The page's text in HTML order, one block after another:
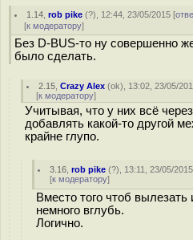
1.14 ,rob pike (?), 12:44, 23/05/2015 [
[к модератору]
Без D-BUS-то ну совершенно
было сделать.
2.15 ,Crazy Alex (ok), 13:02, 23/05/
[к модератору]
Учитывая, что у них всё
добавлять какой-то другой
крайне глупо.
3.16 ,rob pike (?), 13:11, 23/05/
[к модератору]
Вместо того чтоб
немного вглубь.
Логично.